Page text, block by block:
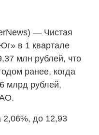
— Чистая
в 1 квартале
млн рублей, что
ранее, когда
млрд рублей,
2,06%, до 12,93